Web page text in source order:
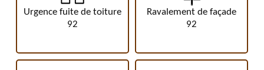
Urgence fuite de toiture
92
Ravalement de façade
92